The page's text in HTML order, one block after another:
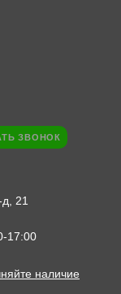
ЗВОНОК
21
17:00
наличие